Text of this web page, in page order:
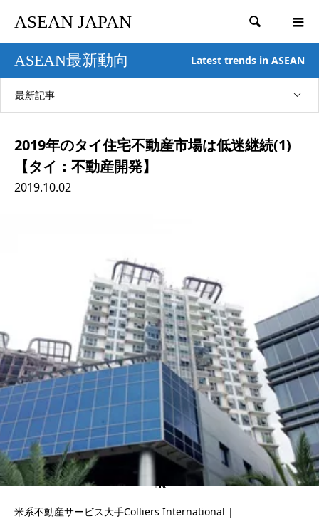
ASEAN JAPAN 
ASEAN最新動向 Latest trends in ASEAN
最新記事
2019年のタイ住宅不動産市場は低迷継続(1)
【タイ：不動産開発】
2019.10.02
米系不動産サービス大手Colliers International |